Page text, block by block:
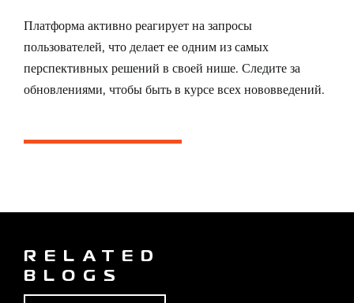
Платформа активно реагирует на запросы
пользователей, что делает ее одним из самых
перспективных решений в своей нише. Следите за
обновлениями, чтобы быть в курсе всех нововведений.
RELATED
BLOGS